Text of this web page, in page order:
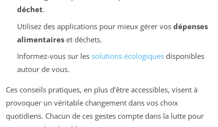
déchet.
Utilisez des applications pour mieux gérer vos dépenses
alimentaireset déchets.
Informez-vous sur les solutions écologiquesdisponibles
autour de vous.
Ces conseils pratiques, en plus d’être accessibles, visent à
provoquer un véritable changement dans vos choix
quotidiens. Chacun de ces gestes compte dans la lutte pour